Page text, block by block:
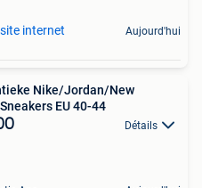
internet Aujourd'hui
Nike/Jordan/New
EU 40-44
Détails